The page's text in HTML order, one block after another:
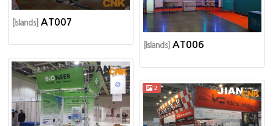
[Islands] AT007
[Islands] AT006
2